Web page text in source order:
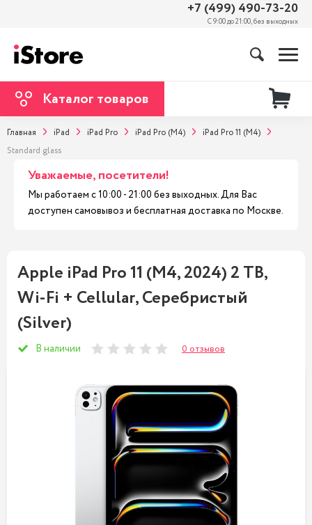
+7 (499) 490-73-20
С 9:00 до 21:00, без выходных
Каталог товаров
Главная iPad iPad Pro iPad Pro (M4)
iPad Pro 11 (M4)
Standard glass
Уважаемые, посетители!
Мы работаем с 10:00 - 21:00 без выходных. Для Вас
доступен самовывоз и бесплатная доставка по Москве.
Apple iPad Pro 11 (M4, 2024) 2 TB,
Wi-Fi + Cellular, Серебристый
(Silver)
В наличии 0 отзывов